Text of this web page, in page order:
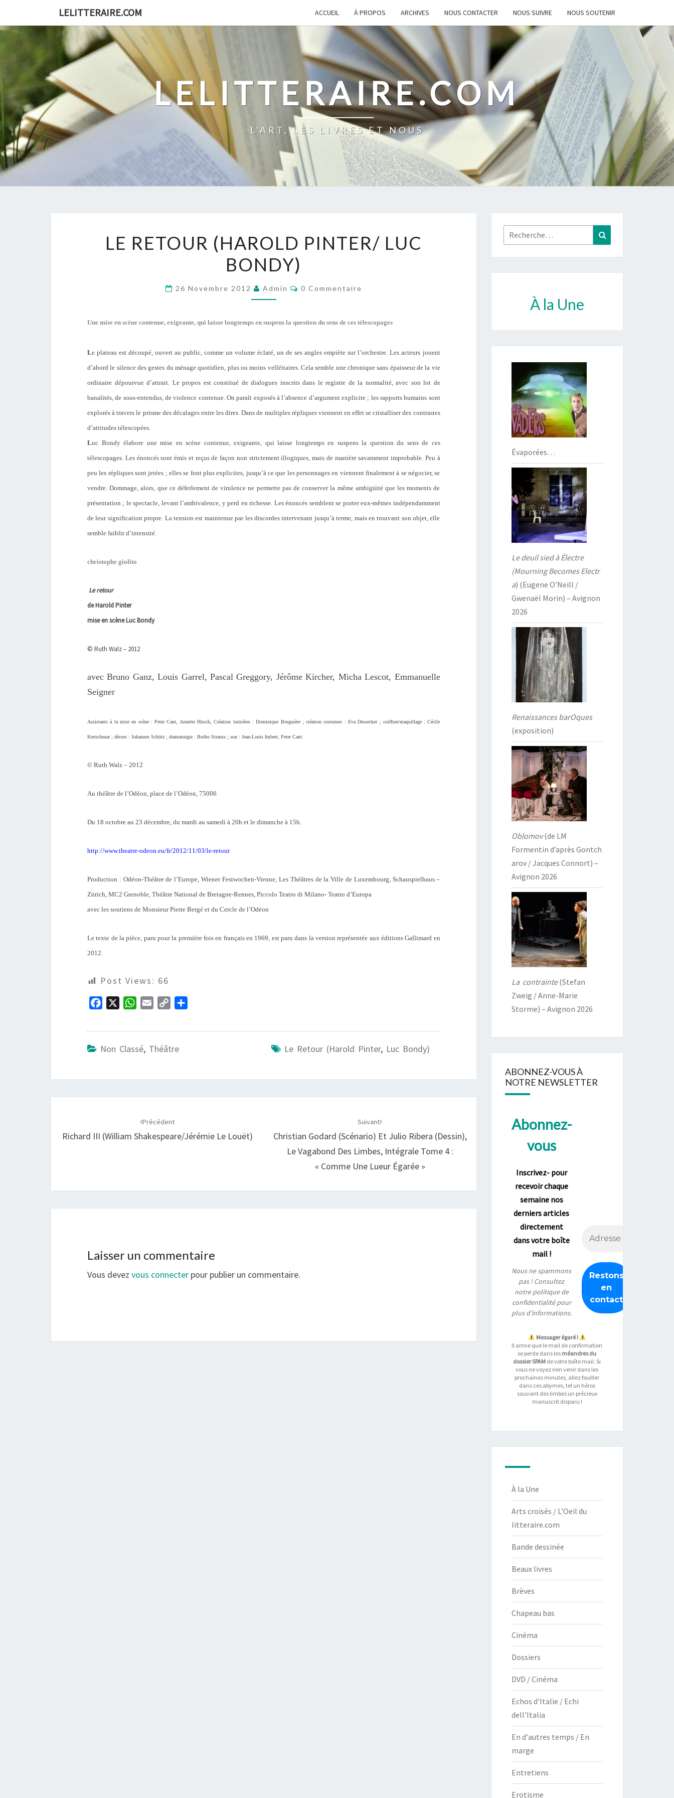
content
LELITTERAIRE.COM ACCUEIL À PROPOS ARCHIVES NOUS CONTACTER NOUS SUIVRE NOUS SOUTENIR
LELITTERAIRE.COM
L'ART, LES LIVRES ET NOUS
RETOUR
(HAROLD
PINTER/
LUC
LE RETOUR (HAROLD PINTER/ LUC
BONDY)
26 Novembre 2012 Admin Commentaires
0 Commentaire
Une mise en scène contenue, exigeante, qui laisse longtemps en suspens la question du sens de ces télescopages
Le plateau est découpé, ouvert au public, comme un volume éclaté, un de ses angles empiète sur l’orchestre. Les acteurs jouent
d’abord le silence des gestes du ménage quotidien, plus ou moins velléitaires. Cela semble une chronique sans épaisseur de la vie
ordinaire dépourvue d’attrait. Le propos est constitué de dialogues inscrits dans le registre de la normalité, avec son lot de
banalités, de sous-entendus, de violence contenue. On paraît exposés à l’absence d’argument explicite ; les rapports humains sont
explorés à travers le prisme des décalages entre les dires. Dans de multiples répliques viennent en effet se cristalliser des contrastes
d’attitudes télescopées.
Luc Bondy élabore une mise en scène contenue, exigeante, qui laisse longtemps en suspens la question du sens de ces
télescopages. Les énoncés sont émis et reçus de façon non strictement illogiques, mais de manière savamment improbable. Peu à
peu les répliques sont jetées ; elles se font plus explicites, jusqu’à ce que les personnages en viennent finalement à se négocier, se
vendre. Dommage, alors, que ce déferlement de virulence ne permette pas de conserver la même ambigüité que les moments de
présentation ; le spectacle, levant l’ambivalence, y perd en richesse. Les énoncés semblent se porter eux-mêmes indépendamment
de leur signification propre. La tension est maintenue par les discordes intervenant jusqu’à terme, mais en trouvant son objet, elle
semble faiblir d’intensité.
christophe giolito
Le retour
de Harold Pinter
mise en scène Luc Bondy
© Ruth Walz – 2012
avec Bruno Ganz, Louis Garrel, Pascal Greggory, Jérôme Kircher, Micha Lescot, Emmanuelle
Seigner
Assistants à la mise en scène : Peter Cant, Annette Hirsch, Création lumières : Dominique Bruguière ; création costumes : Eva Dessecker ; coiffure/maquillage : Cécile
Kretschmar ; décors : Johannes Schütz ; dramaturgie : Botho Strauss ; son : Jean-Louis Imbert, Peter Cant.
© Ruth Walz – 2012
Au théâtre de l’Odéon, place de l’Odéon, 75006
Du 18 octobre au 23 décembre, du mardi au samedi à 20h et le dimanche à 15h.
http://www.theatre-odeon.eu/fr/2012/11/03/le-retour
Production : Odéon-Théâtre de l’Europe, Wiener Festwochen-Vienne, Les Théâtres de la Ville de Luxembourg, Schauspielhaus –
Zürich, MC2 Grenoble, Théâtre National de Bretagne-Rennes, Piccolo Teatro di Milano- Teatro d’Europa
avec les soutiens de Monsieur Pierre Bergé et du Cercle de l’Odéon
Le texte de la pièce, paru pour la première fois en français en 1969, est paru dans la version représentée aux éditions Gallimard en
2012.
Post Views: 66
c
b
o
W
a
s
p
a
l
p
L
n
r
e
Non Classé, Théâtre Le Retour (Harold Pinter, Luc Bondy)
Précédent
Richard III (William Shakespeare/Jérémie Le Louët)
Suivant
Christian Godard (scénario) Et Julio Ribera (Dessin),
Le Vagabond Des Limbes, Intégrale Tome 4 :
« Comme Une Lueur Égarée »
Laisser un commentaire
Vous devez vous connecter pour publier un commentaire.
Rechercher :
À la Une
Évaporées…
Le deuil sied à Électre
(Mourning Becomes Electr
a) (Eugene O’Neill /
Gwenaël Morin) – Avignon
2026
Renaissances barOques
(exposition)
Oblomov(de LM
Formentin d’après Gontch
arov / Jacques Connort) –
Avignon 2026
La contrainte(Stefan
Zweig / Anne-Marie
Storme) – Avignon 2026
ABONNEZ-VOUS À
NOTRE NEWSLETTER
Abonnez-
vous
Inscrivez- pour
recevoir chaque
semaine nos
derniers articles
directement
dans votre boîte
mail !
Nous ne spammons
pas ! Consultez
notrepolitique de
confidentialitépour
plus d’informations.
Messager égaré !
Il arrive que le mail de confirmation
se perde dans les méandres du
dossier SPAM de votre boîte mail. Si
vous ne voyez rien venir dans les
prochaines minutes, allez fouiller
dans ces abymes, tel un héros
sauvant des limbes un précieux
manuscrit disparu !
À la Une
Arts croisés / L'Oeil du
litteraire.com
Bande dessinée
Beaux livres
Brèves
Chapeau bas
Cinéma
Dossiers
DVD / Cinéma
Echos d'Italie / Echi
dell'Italia
En d'autres temps / En
marge
Entretiens
Erotisme